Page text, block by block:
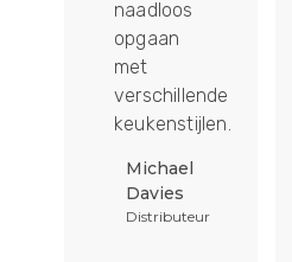
naadloos
opgaan
met
verschillende
keukenstijlen.
Michael
Davies
Distributeur